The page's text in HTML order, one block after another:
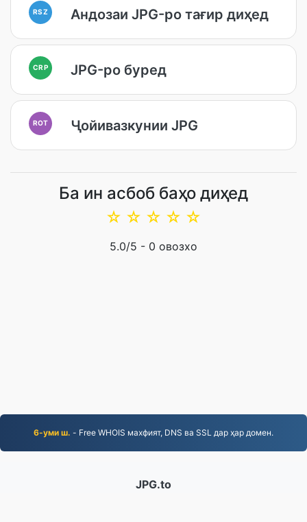
RSZ Андозаи JPG-ро тағир диҳед
CRP JPG-ро буред
ROT Ҷойивазкунии JPG
Ба ин асбоб баҳо диҳед
☆
☆
☆
☆
☆
5.0/5 - 0 овозхо
6-уми ш. - Free WHOIS махфият, DNS ва SSL дар ҳар домен.
JPG.to